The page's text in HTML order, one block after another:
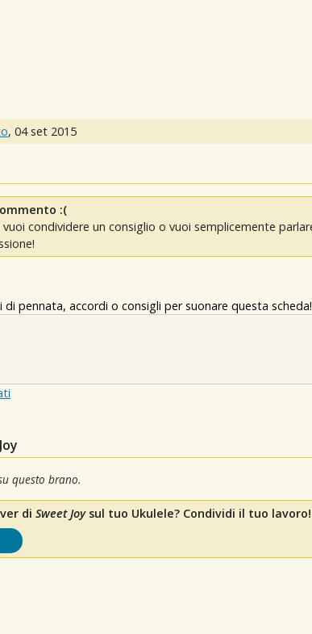
, 04 set 2015
:(
condividere un consiglio o vuoi semplicemente
di pennata, accordi o consigli per suonare questa scheda!
questo brano.
di Sweet Joysul tuo Ukulele? Condividi il tuo lavoro!